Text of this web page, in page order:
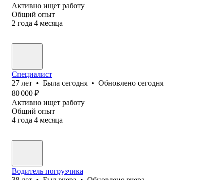
Активно ищет работу
Общий опыт
2 года 4 месяца
Специалист
27 лет • Была сегодня • Обновлено сегодня
80 000 ₽
Активно ищет работу
Общий опыт
4 года 4 месяца
Водитель погрузчика